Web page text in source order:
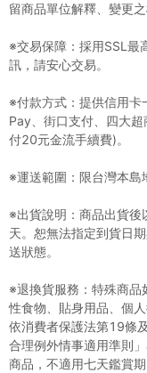
留商品單位解釋、變更之
※交易保障：採用SSL最
訊，請安心交易。
※付款方式：提供信用卡
Pay、街口支付、四大
付20元金流手續費)。
※運送範圍：限台灣本島
※出貨說明：商品出貨
天。恕無法指定到貨日
送狀態。
※退換貨服務：特殊商品
性食物、貼身用品、個
依消費者保護法第19條
合理例外情事適用準則
商品，不適用七天鑑賞